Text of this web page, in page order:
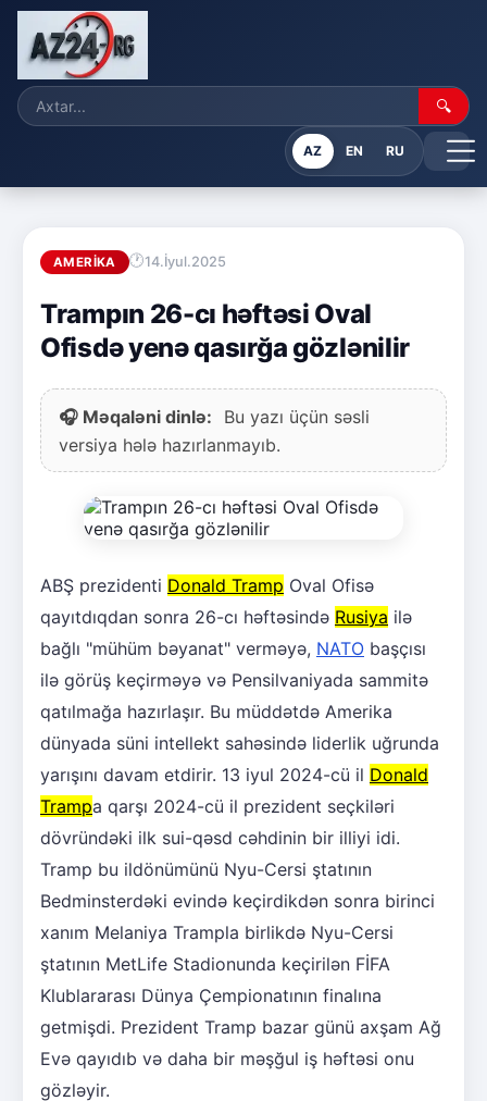
🔍
AZ EN RU
AMERIKA 14.İyul.2025
Trampın 26-cı həftəsi Oval
Ofisdə yenə qasırğa gözlənilir
🎧 Məqaləni dinlə:
Bu yazı üçün səsli
versiya hələ hazırlanmayıb.
ABŞ prezidenti Donald Tramp Oval Ofisə
qayıtdıqdan sonra 26-cı həftəsində Rusiya ilə
bağlı "mühüm bəyanat" verməyə, NATO başçısı
ilə görüş keçirməyə və Pensilvaniyada sammitə
qatılmağa hazırlaşır. Bu müddətdə Amerika
dünyada süni intellekt sahəsində liderlik uğrunda
yarışını davam etdirir. 13 iyul 2024-cü il Donald
Trampa qarşı 2024-cü il prezident seçkiləri
dövründəki ilk sui-qəsd cəhdinin bir illiyi idi.
Tramp bu ildönümünü Nyu-Cersi ştatının
Bedminsterdəki evində keçirdikdən sonra birinci
xanım Melaniya Trampla birlikdə Nyu-Cersi
ştatının MetLife Stadionunda keçirilən FİFA
Klublararası Dünya Çempionatının finalına
getmişdi. Prezident Tramp bazar günü axşam Ağ
Evə qayıdıb və daha bir məşğul iş həftəsi onu
gözləyir.